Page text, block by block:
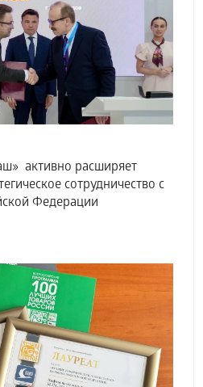
активно расширяет
сотрудничество с
Федерации